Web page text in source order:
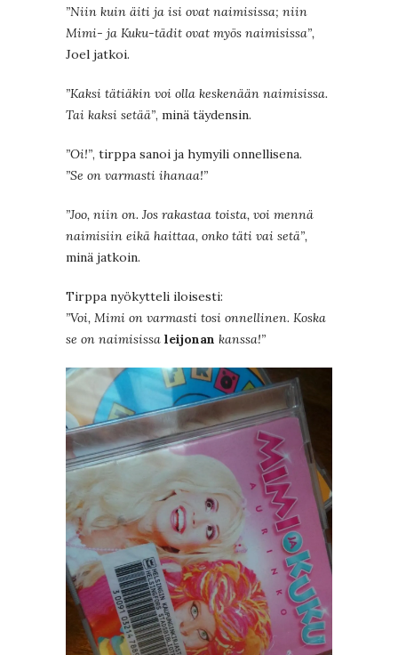
”Niin kuin äiti ja isi ovat naimisissa; niin
Mimi- ja Kuku-tädit ovat myös naimisissa”,
Joel jatkoi.
”Kaksi tätiäkin voi olla keskenään naimisissa.
Tai kaksi setää”, minä täydensin.
”Oi!”, tirppa sanoi ja hymyili onnellisena.
”Se on varmasti ihanaa!”
”Joo, niin on. Jos rakastaa toista, voi mennä
naimisiin eikä haittaa, onko täti vai setä”,
minä jatkoin.
Tirppa nyökytteli iloisesti:
”Voi, Mimi on varmasti tosi onnellinen. Koska
se on naimisissa leijonan kanssa!”